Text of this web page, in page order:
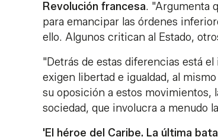
Revolución francesa. "Argumenta
para emancipar las órdenes
ello. Algunos critican al Estado,
"Detrás de estas diferencias está el
exigen libertad e igualdad, al
su oposición a estos movimientos,
sociedad, que involucra a menudo
'El héroe del Caribe. La última